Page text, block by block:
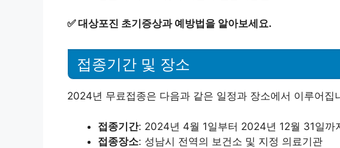
✅대상포진 초기증상과 예방법을 알아보세요.
접종기간 및 장소
2024년 무료접종은 다음과 같은 일정과 장소에서 이루어집
접종기간: 2024년 4월 1일부터 2024년 12월 31일까
접종장소: 성남시 전역의 보건소 및 지정 의료기관